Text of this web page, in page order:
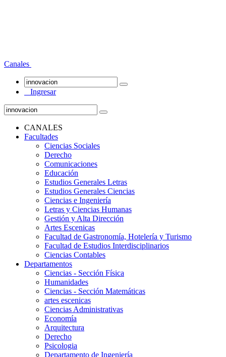
Canales
Ingresar
CANALES
Facultades
Ciencias Sociales
Derecho
Comunicaciones
Educación
Estudios Generales Letras
Estudios Generales Ciencias
Ciencias e Ingeniería
Letras y Ciencias Humanas
Gestión y Alta Dirección
Artes Escenicas
Facultad de Gastronomía, Hotelería y Turismo
Facultad de Estudios Interdisciplinarios
Ciencias Contables
Departamentos
Ciencias - Sección Física
Humanidades
Ciencias - Sección Matemáticas
artes escenicas
Ciencias Administrativas
Economía
Arquitectura
Derecho
Psicologia
Departamento de Ingeniería